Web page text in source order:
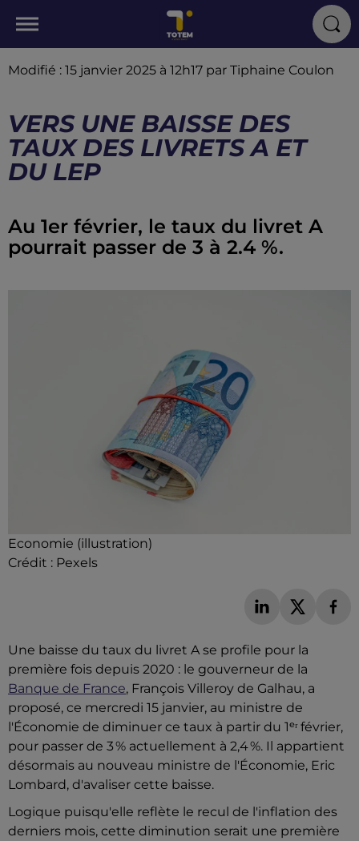
Modifié : 15 janvier 2025 à 12h17 par Tiphaine Coulon
VERS UNE BAISSE DES
TAUX DES LIVRETS A ET
DU LEP
Au 1er février, le taux du livret A
pourrait passer de 3 à 2.4 %.
Economie (illustration)
Crédit : Pexels
Une baisse du taux du livret A se profile pour la
première fois depuis 2020 : le gouverneur de la
Banque de France, François Villeroy de Galhau, a
proposé, ce mercredi 15 janvier, au ministre de
l'Économie de diminuer ce taux à partir du 1ᵉʳ février,
pour passer de 3 % actuellement à 2,4 %. Il appartient
désormais au nouveau ministre de l'Économie, Eric
Lombard, d'avaliser cette baisse.
Logique puisqu'elle reflète le recul de l'inflation des
derniers mois, cette diminution serait une première